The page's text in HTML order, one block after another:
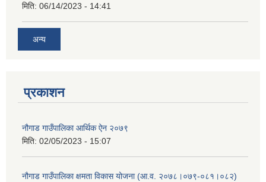
मिति: 06/14/2023 - 14:41
अन्य
प्रकाशन
नौगाड गाउँपालिका आर्थिक ऐन २०७९
मिति: 02/05/2023 - 15:07
नौगाड गाउँपालिका क्षमता विकास योजना (आ.व. २०७८।०७९-०८१।०८२)